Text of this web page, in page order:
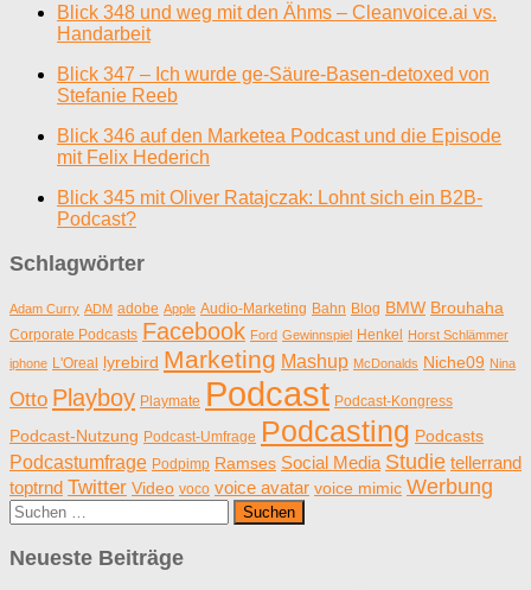
Blick 348 und weg mit den Ähms – Cleanvoice.ai vs.
Handarbeit
Blick 347 – Ich wurde ge-Säure-Basen-detoxed von
Stefanie Reeb
Blick 346 auf den Marketea Podcast und die Episode
mit Felix Hederich
Blick 345 mit Oliver Ratajczak: Lohnt sich ein B2B-
Podcast?
Schlagwörter
Adam Curry ADM adobe Apple Audio-Marketing Bahn Blog BMW Brouhaha
Corporate Podcasts Facebook Ford Gewinnspiel Henkel
Horst Schlämmer
iphone L'Oreal lyrebird Marketing Mashup McDonalds Niche09 Nina
Otto Playboy Playmate Podcast Podcast-Kongress
Podcast-Nutzung Podcast-Umfrage Podcasting Podcasts
Podcastumfrage Podpimp Ramses Social Media Studie tellerrand
toptrnd Twitter Video voco voice avatar voice mimic Werbung
Suchen
nach:
Neueste Beiträge